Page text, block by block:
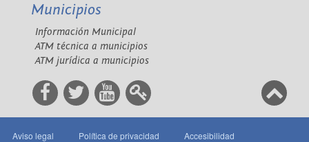
Municipios
Información Municipal
ATM técnica a municipios
ATM jurídica a municipios
Aviso legal Política de privacidad Accesibilidad